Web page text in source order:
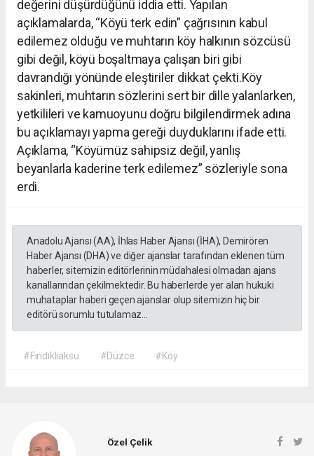
değerini düşürdüğünü iddia etti. Yapılan
açıklamalarda, “Köyü terk edin” çağrısının kabul
edilemez olduğu ve muhtarın köy halkının sözcüsü
gibi değil, köyü boşaltmaya çalışan biri gibi
davrandığı yönünde eleştiriler dikkat çekti.Köy
sakinleri, muhtarın sözlerini sert bir dille yalanlarken,
yetkilileri ve kamuoyunu doğru bilgilendirmek adına
bu açıklamayı yapma gereği duyduklarını ifade etti.
Açıklama, “Köyümüz sahipsiz değil, yanlış
beyanlarla kaderine terk edilemez” sözleriyle sona
erdi.
Anadolu Ajansı (AA), İhlas Haber Ajansı (İHA), Demirören
Haber Ajansı (DHA) ve diğer ajanslar tarafından eklenen tüm
haberler, sitemizin editörlerinin müdahalesi olmadan ajans
kanallarından çekilmektedir. Bu haberlerde yer alan hukuki
muhataplar haberi geçen ajanslar olup sitemizin hiç bir
editörü sorumlu tutulamaz...
#Fındıklıaksu #Düzce #Köy
Özel Çelik